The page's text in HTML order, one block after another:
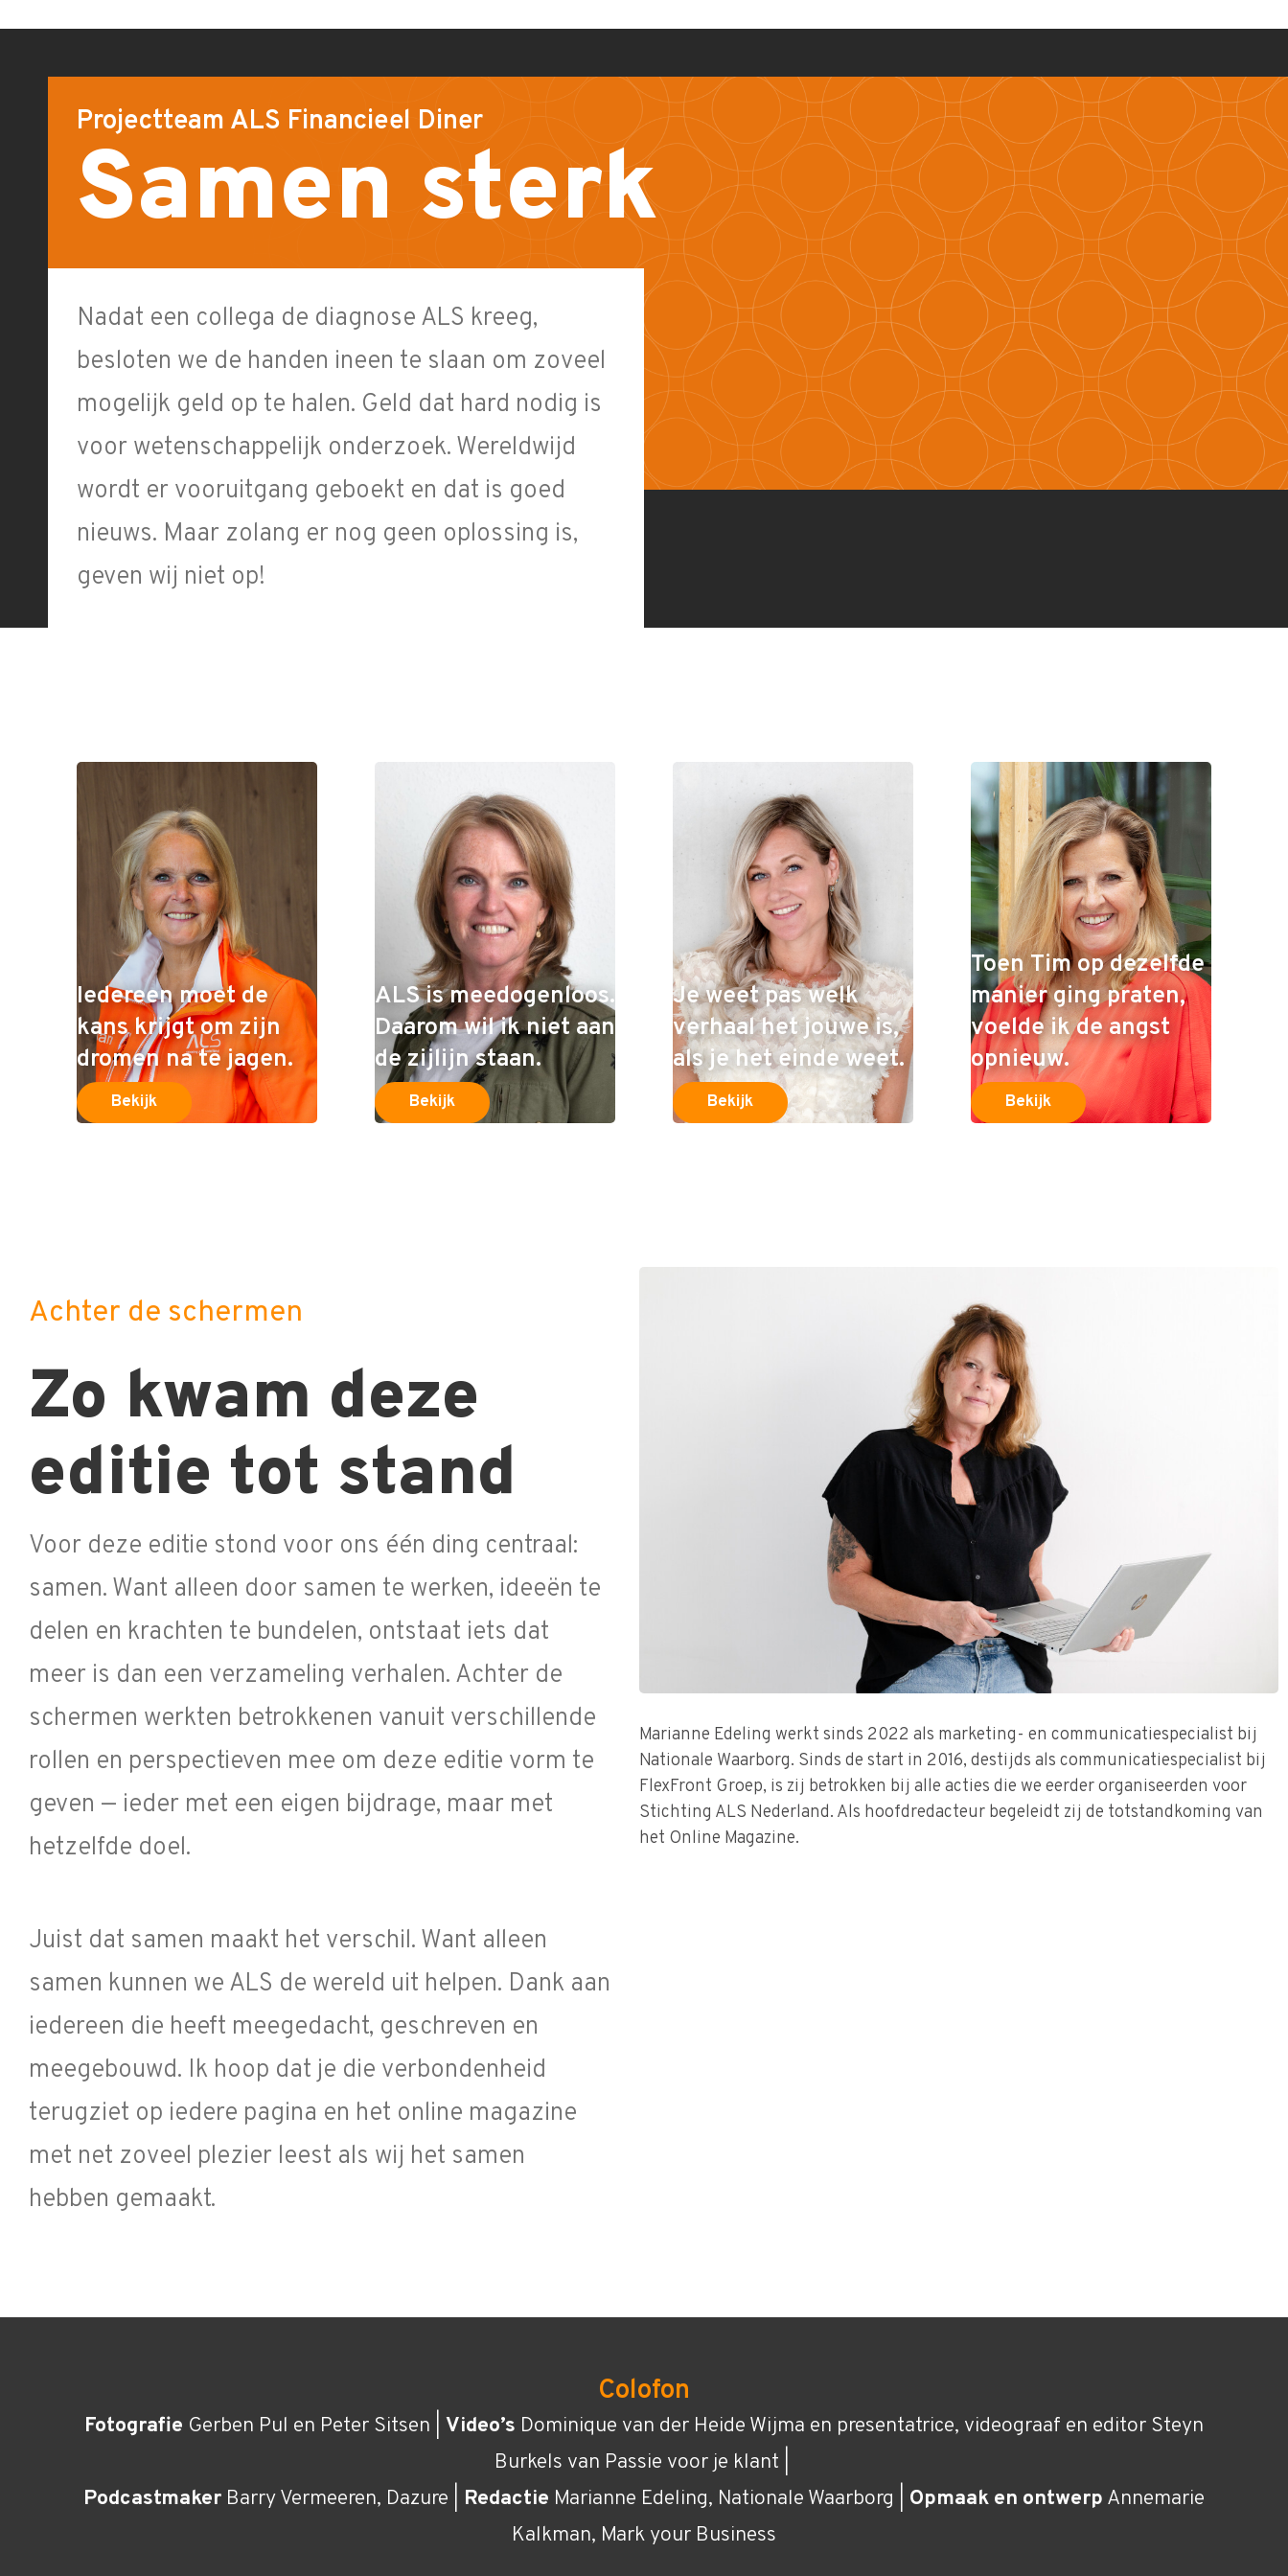
Projectteam ALS Financieel Diner
Samen sterk
Nadat een collega de diagnose ALS kreeg,
besloten we de handen ineen te slaan om zoveel
mogelijk geld op te halen. Geld dat hard nodig is
voor wetenschappelijk onderzoek. Wereldwijd
wordt er vooruitgang geboekt en dat is goed
nieuws. Maar zolang er nog geen oplossing is,
geven wij niet op!
Iedereen moet de
kans krijgt om zijn
dromen na te jagen.
Bekijk
ALS is meedogenloos.
Daarom wil ik niet aan
de zijlijn staan.
Bekijk
Je weet pas welk
verhaal het jouwe is,
als je het einde weet.
Bekijk
Toen Tim op dezelfde
manier ging praten,
voelde ik de angst
opnieuw.
Bekijk
Achter de schermen
Zo kwam deze
editie tot stand
Voor deze editie stond voor ons één ding centraal:
samen. Want alleen door samen te werken, ideeën te
delen en krachten te bundelen, ontstaat iets dat
meer is dan een verzameling verhalen. Achter de
schermen werkten betrokkenen vanuit verschillende
rollen en perspectieven mee om deze editie vorm te
geven — ieder met een eigen bijdrage, maar met
hetzelfde doel.
Juist dat samen maakt het verschil. Want alleen
samen kunnen we ALS de wereld uit helpen. Dank aan
iedereen die heeft meegedacht, geschreven en
meegebouwd. Ik hoop dat je die verbondenheid
terugziet op iedere pagina en het online magazine
met net zoveel plezier leest als wij het samen
hebben gemaakt.
Marianne Edeling werkt sinds 2022 als marketing- en communicatiespecialist bij
Nationale Waarborg. Sinds de start in 2016, destijds als communicatiespecialist bij
FlexFront Groep, is zij betrokken bij alle acties die we eerder organiseerden voor
Stichting ALS Nederland. Als hoofdredacteur begeleidt zij de totstandkoming van
het Online Magazine.
Colofon
Fotografie Gerben Pul en Peter Sitsen | Video’s Dominique van der Heide Wijma en presentatrice, videograaf en editor Steyn
Burkels van Passie voor je klant |
Podcastmaker Barry Vermeeren, Dazure | Redactie Marianne Edeling, Nationale Waarborg | Opmaak en ontwerp Annemarie
Kalkman, Mark your Business